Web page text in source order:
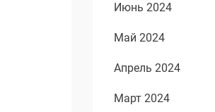
Июнь 2024
Май 2024
Апрель 2024
Март 2024